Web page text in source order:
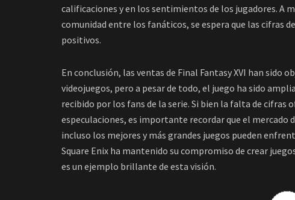
calificaciones y en los sentimientos de los jugadores. A
comunidad entre los fanáticos, se espera que las cifras
positivos.
En conclusión, las ventas de Final Fantasy XVI han sido
videojuegos, pero a pesar de todo, el juego ha sido
recibido por los fans de la serie. Si bien la falta de cifras
especulaciones, es importante recordar que el mercado
incluso los mejores y más grandes juegos pueden
Square Enix ha mantenido su compromiso de crear
es un ejemplo brillante de esta visión.